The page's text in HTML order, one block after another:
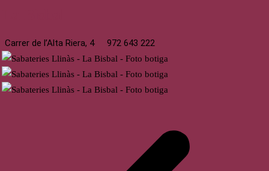
Carrer de l’Alta Riera, 4 972 643 222